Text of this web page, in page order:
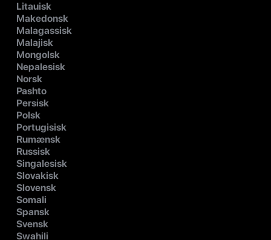
Litauisk
Makedonsk
Malagassisk
Malajisk
Mongolsk
Nepalesisk
Norsk
Pashto
Persisk
Polsk
Portugisisk
Rumænsk
Russisk
Singalesisk
Slovakisk
Slovensk
Somali
Spansk
Svensk
Swahili